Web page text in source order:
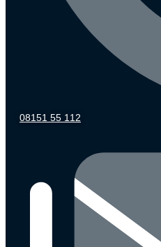
08151 55 112